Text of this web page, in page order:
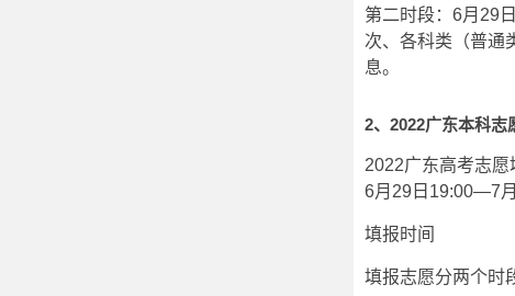
第二时段：6月29
次、各科类（普通
息。
2、2022广东本科志
2022广东高考志
6月29日19:00—7
填报时间
填报志愿分两个时